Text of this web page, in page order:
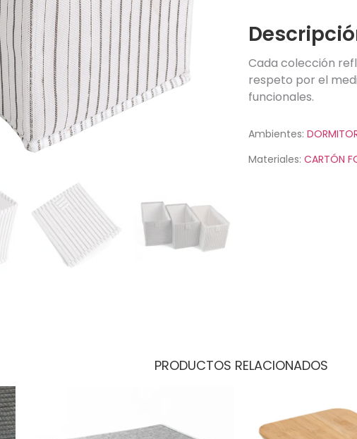
Cada colección
respeto por el
funcionales.
Ambientes:
Materiales: CARTÓN
PRODUCTOS RELACIONADOS